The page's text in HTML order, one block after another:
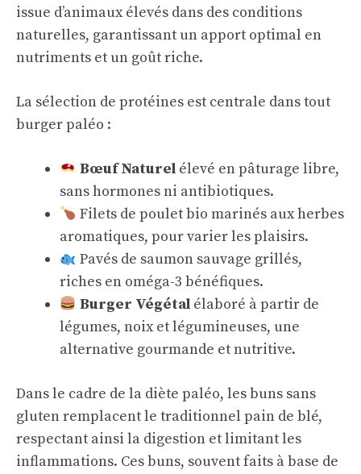
issue d’animaux élevés dans des conditions
naturelles, garantissant un apport optimal en
nutriments et un goût riche.
La sélection de protéines est centrale dans tout
burger paléo :
Bœuf Naturelélevé en pâturage libre,
sans hormones ni antibiotiques.
Filets de poulet bio marinés aux herbes
aromatiques, pour varier les plaisirs.
Pavés de saumon sauvage grillés,
riches en oméga-3 bénéfiques.
Burger Végétalélaboré à partir de
légumes, noix et légumineuses, une
alternative gourmande et nutritive.
Dans le cadre de la diète paléo, les buns sans
gluten remplacent le traditionnel pain de blé,
respectant ainsi la digestion et limitant les
inflammations. Ces buns, souvent faits à base de